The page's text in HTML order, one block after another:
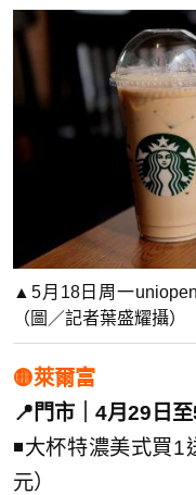
▲5月18日周一
（圖／記者葉盛耀攝）
🟡萊爾富
📍門市｜4月29日
◾大杯特濃美式買
元）